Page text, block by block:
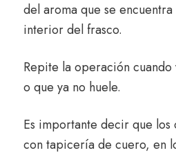
del aroma que se
interior del frasco.
Repite la operación cuando
o que ya no huele.
Es importante decir que los
con tapicería de cuero, en